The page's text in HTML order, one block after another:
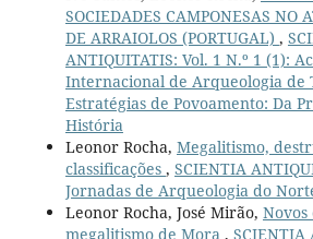
SOCIEDADES CAMPONESAS NO
DE ARRAIOLOS (PORTUGAL) ,
ANTIQUITATIS: Vol. 1 N.º 1 (1):
Internacional de Arqueologia de
Estratégias de Povoamento: Da
História
Leonor Rocha, Megalitismo,
classificações , SCIENTIA
Jornadas de Arqueologia do
Leonor Rocha, José Mirão, Novos
megalitismo de Mora , SCIENTIA